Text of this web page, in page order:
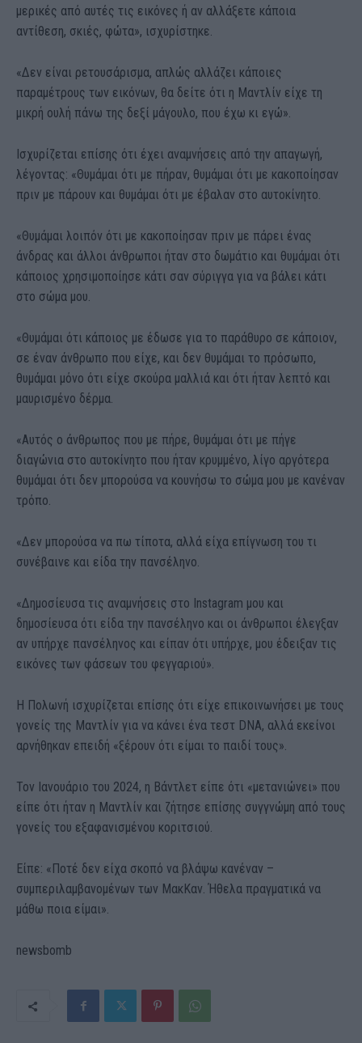
μερικές από αυτές τις εικόνες ή αν αλλάξετε κάποια
αντίθεση, σκιές, φώτα», ισχυρίστηκε.
«Δεν είναι ρετουσάρισμα, απλώς αλλάζει κάποιες
παραμέτρους των εικόνων, θα δείτε ότι η Μαντλίν είχε τη
μικρή ουλή πάνω της δεξί μάγουλο, που έχω κι εγώ».
Ισχυρίζεται επίσης ότι έχει αναμνήσεις από την απαγωγή,
λέγοντας: «Θυμάμαι ότι με πήραν, θυμάμαι ότι με κακοποίησαν
πριν με πάρουν και θυμάμαι ότι με έβαλαν στο αυτοκίνητο.
«Θυμάμαι λοιπόν ότι με κακοποίησαν πριν με πάρει ένας
άνδρας και άλλοι άνθρωποι ήταν στο δωμάτιο και θυμάμαι ότι
κάποιος χρησιμοποίησε κάτι σαν σύριγγα για να βάλει κάτι
στο σώμα μου.
«Θυμάμαι ότι κάποιος με έδωσε για το παράθυρο σε κάποιον,
σε έναν άνθρωπο που είχε, και δεν θυμάμαι το πρόσωπο,
θυμάμαι μόνο ότι είχε σκούρα μαλλιά και ότι ήταν λεπτό και
μαυρισμένο δέρμα.
«Αυτός ο άνθρωπος που με πήρε, θυμάμαι ότι με πήγε
διαγώνια στο αυτοκίνητο που ήταν κρυμμένο, λίγο αργότερα
θυμάμαι ότι δεν μπορούσα να κουνήσω το σώμα μου με κανέναν
τρόπο.
«Δεν μπορούσα να πω τίποτα, αλλά είχα επίγνωση του τι
συνέβαινε και είδα την πανσέληνο.
«Δημοσίευσα τις αναμνήσεις στο Instagram μου και
δημοσίευσα ότι είδα την πανσέληνο και οι άνθρωποι έλεγξαν
αν υπήρχε πανσέληνος και είπαν ότι υπήρχε, μου έδειξαν τις
εικόνες των φάσεων του φεγγαριού».
Η Πολωνή ισχυρίζεται επίσης ότι είχε επικοινωνήσει με τους
γονείς της Μαντλίν για να κάνει ένα τεστ DNA, αλλά εκείνοι
αρνήθηκαν επειδή «ξέρουν ότι είμαι το παιδί τους».
Τον Ιανουάριο του 2024, η Βάντλετ είπε ότι «μετανιώνει» που
είπε ότι ήταν η Μαντλίν και ζήτησε επίσης συγγνώμη από τους
γονείς του εξαφανισμένου κοριτσιού.
Είπε: «Ποτέ δεν είχα σκοπό να βλάψω κανέναν –
συμπεριλαμβανομένων των MακΚαν. Ήθελα πραγματικά να
μάθω ποια είμαι».
newsbomb